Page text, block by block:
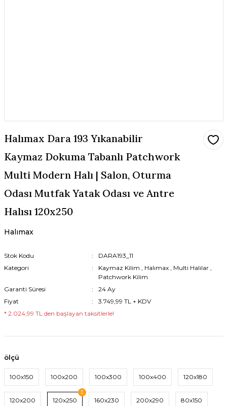
Halımax Dara 193 Yıkanabilir
Kaymaz Dokuma Tabanlı Patchwork
Multi Modern Halı | Salon, Oturma
Odası Mutfak Yatak Odası ve Antre
Halısı 120x250
Halımax
Stok Kodu
DARA193_11
Kategori
Kaymaz Kilim , Halımax , Multi Halılar ,
Patchwork Kilim
Garanti Süresi
24 Ay
Fiyat
3.749,99 TL + KDV
* 2.024,99 TL den başlayan taksitlerle!
ölçü
100x150 100x200 100x300 100x400 120x180
120x200 120x250 160x230 200x290 80x150